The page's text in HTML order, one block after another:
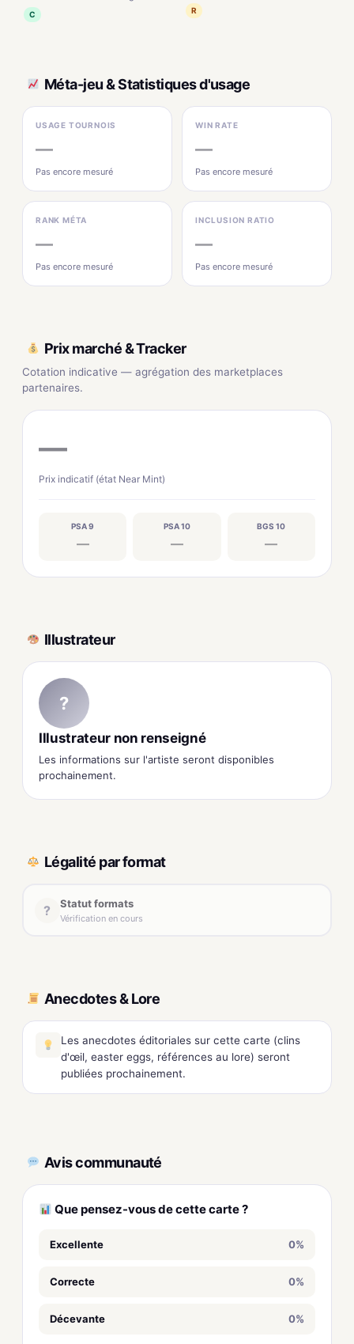
C R
Méta-jeu & Statistiques d'usage
USAGE TOURNOIS
—
Pas encore mesuré
WIN RATE
—
Pas encore mesuré
RANK MÉTA
—
Pas encore mesuré
INCLUSION RATIO
—
Pas encore mesuré
Prix marché & Tracker
Cotation indicative — agrégation des marketplaces
partenaires.
—
Prix indicatif (état Near Mint)
PSA 9
—
PSA 10
—
BGS 10
—
Illustrateur
?
Illustrateur non renseigné
Les informations sur l'artiste seront disponibles
prochainement.
Légalité par format
? Statut formats
Vérification en cours
Anecdotes & Lore
Les anecdotes éditoriales sur cette carte (clins
d'œil, easter eggs, références au lore) seront
publiées prochainement.
Avis communauté
Que pensez-vous de cette carte ?
Excellente 0%
Correcte 0%
Décevante 0%